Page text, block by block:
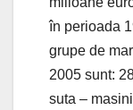
în perioada
grupe de
2005 sunt:
suta –